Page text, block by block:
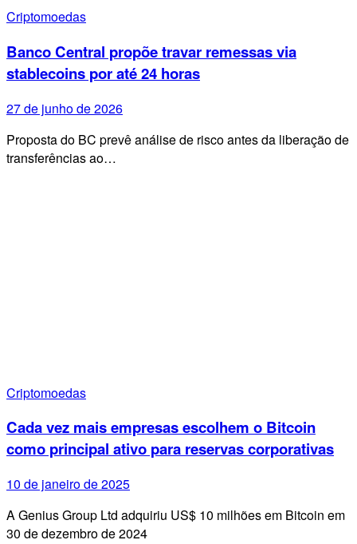
Criptomoedas
Banco Central propõe travar remessas via
stablecoins por até 24 horas
27 de junho de 2026
Proposta do BC prevê análise de risco antes da liberação de
transferências ao…
Criptomoedas
Cada vez mais empresas escolhem o Bitcoin
como principal ativo para reservas corporativas
10 de janeiro de 2025
A Genius Group Ltd adquiriu US$ 10 milhões em Bitcoin em
30 de dezembro de 2024